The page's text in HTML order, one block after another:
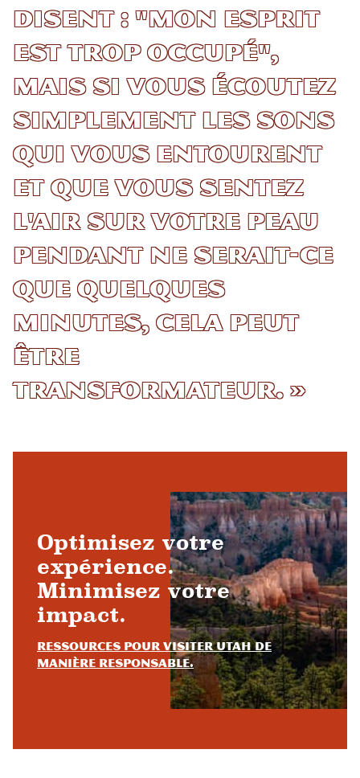
disent : "Mon esprit
est trop occupé",
mais si vous écoutez
simplement les sons
qui vous entourent
et que vous sentez
l'air sur votre peau
pendant ne serait-ce
que quelques
minutes, cela peut
être
transformateur. »
Optimisez votre
expérience.
Minimisez votre
impact.
Ressources pour visiter Utah de
manière responsable.